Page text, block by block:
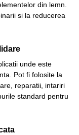
din lemn.
si la reducerea
unde este
Pot fi folosite la
reparatii, intariri
standard pentru